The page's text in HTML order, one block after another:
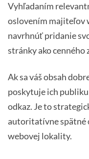
Vyhľadaním
oslovením majiteľov
navrhnúť pridanie
stránky ako cenného
Ak sa váš obsah
poskytuje ich
odkaz. Je to
autoritatívne spätné
webovej lokality.